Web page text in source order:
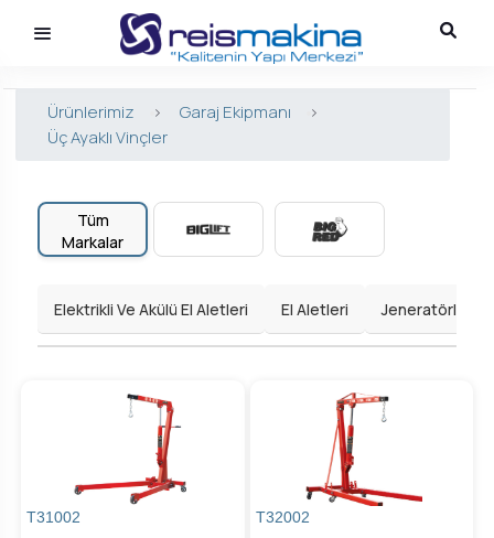
Ürünlerimiz > Garaj Ekipmanı
>
Üç Ayaklı Vinçler
Tüm
Markalar
Elektrikli Ve Akülü El Aletleri El Aletleri Jeneratörler
T31002 T32002